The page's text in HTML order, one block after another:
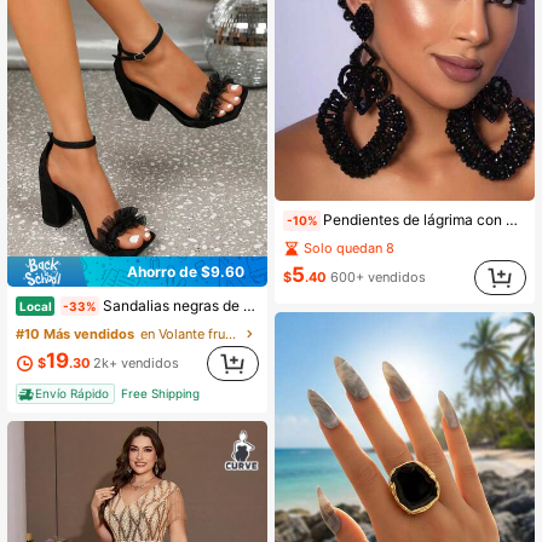
Ahorro de $9.60
Local -33% Sandalias negras de punta cuadrada para mujer con dedos al aire, tacones gruesos sexy, para fiesta, a la moda, sencillas, cómodas, de tacón alto, que alargan las piernas, sandalias de tacón alto para mujer, regalo de San Valentín
#10 Más vendidos
en Volante fruncido Sandalias De Mujer
$19.30 2k+ vendidos
Envío Rápido Free Shipping
-10% Pendientes de lágrima con brillantes rhinestones, accesorios de joyería exagerados
Solo quedan 8
$5.40 600+ vendidos